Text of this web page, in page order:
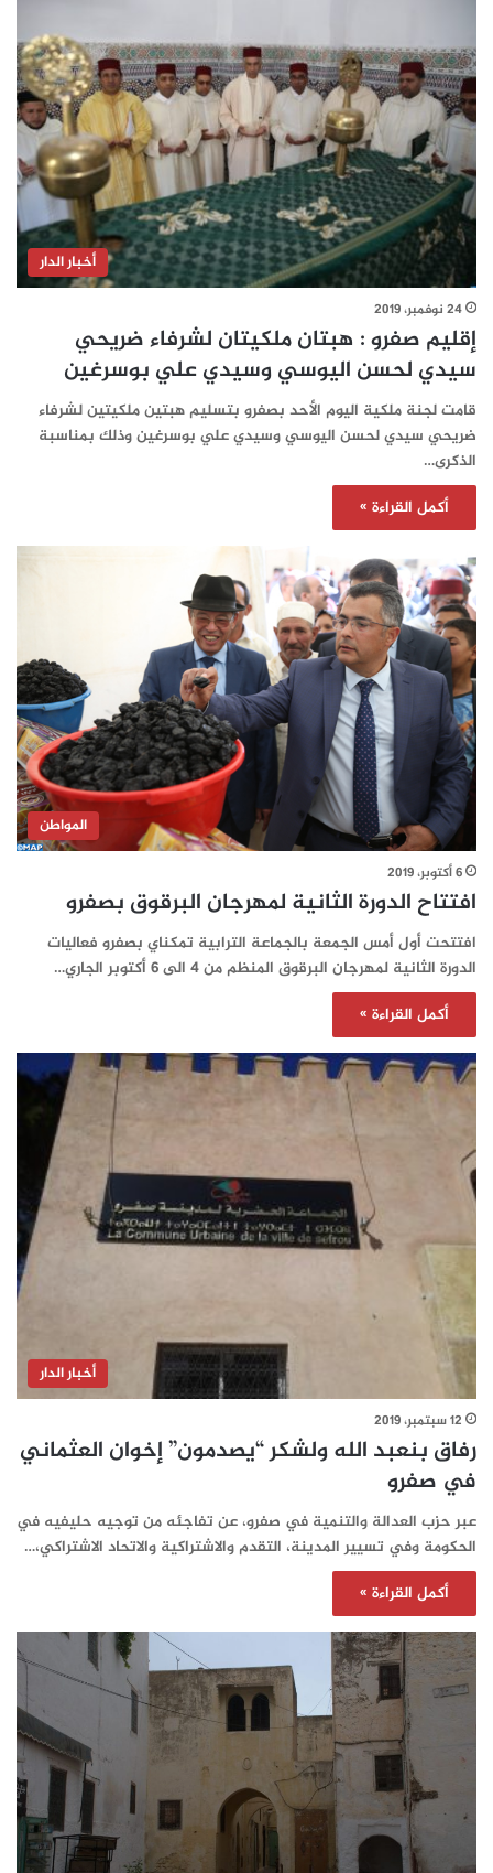
أخبار الدار
24 نوفمبر، 2019
إقليم صفرو : هبتان ملكيتان لشرفاء ضريحي
سيدي لحسن اليوسي وسيدي علي بوسرغين
قامت لجنة ملكية اليوم الأحد بصفرو بتسليم هبتين ملكيتين لشرفاء
ضريحي سيدي لحسن اليوسي وسيدي علي بوسرغين وذلك بمناسبة
الذكرى…
أكمل القراءة »
المواطن
6 أكتوبر، 2019
افتتاح الدورة الثانية لمهرجان البرقوق بصفرو
افتتحت أول أمس الجمعة بالجماعة الترابية تمكناي بصفرو فعاليات
الدورة الثانية لمهرجان البرقوق المنظم من 4 الى 6 أكتوبر الجاري…
أكمل القراءة »
أخبار الدار
12 سبتمبر، 2019
رفاق بنعبد الله ولشكر “يصدمون” إخوان العثماني
في صفرو
عبر حزب العدالة والتنمية في صفرو، عن تفاجئه من توجيه حليفيه في
الحكومة وفي تسيير المدينة، التقدم والاشتراكية والاتحاد الاشتراكي،…
أكمل القراءة »